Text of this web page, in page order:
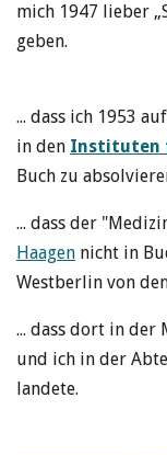
mich 1947 lieber
geben.
... dass ich 1953
in den Instituten
Buch zu
... dass der
Haagen nicht in
Westberlin von
... dass dort in
und ich in der
landete.